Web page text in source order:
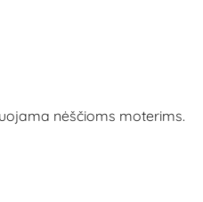
nėščioms moterims.